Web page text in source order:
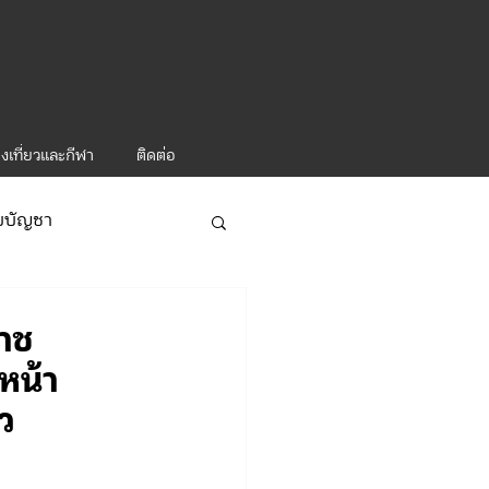
เที่ยวและกีฬา ติดต่อ
บัญชา
ช
น้า